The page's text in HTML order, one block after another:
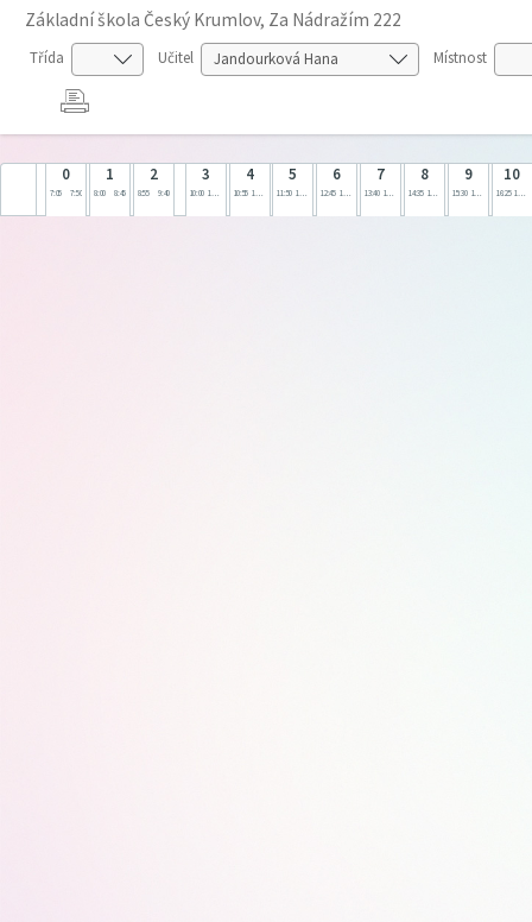
Základní škola Český Krumlov, Za Nádražím 222
Třída Učitel Místnost
0
7:05 7:50
1
8:00 8:45
2
8:55 9:40
3
10:00 10:45
4
10:55 11:40
5
11:50 12:35
6
12:45 13:30
7
13:40 14:25
8
14:35 15:20
9
15:30 16:15
10
16:25 17:10